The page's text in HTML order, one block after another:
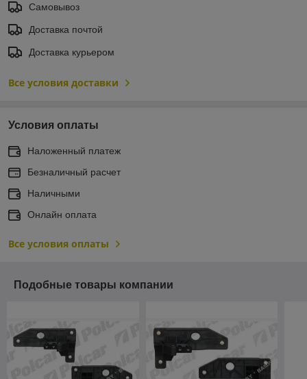
Самовывоз
Доставка почтой
Доставка курьером
Все условия доставки
Условия оплаты
Наложенный платеж
Безналичный расчет
Наличными
Онлайн оплата
Все условия оплаты
Подобные товары компании